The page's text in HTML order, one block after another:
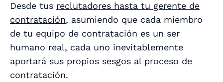
Desde tus reclutadores hasta tu gerente de
contratación, asumiendo que cada miembro
de tu equipo de contratación es un ser
humano real, cada uno inevitablemente
aportará sus propios sesgos al proceso de
contratación.